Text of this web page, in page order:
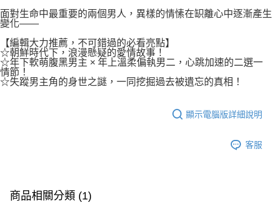
面對生命中最重要的兩個男人，異樣的情愫在䍉離心中逐漸產生
變化——
【編輯大力推薦，不可錯過的必看亮點】
☆朝鮮時代下，浪漫懸疑的愛情故事！
☆年下軟萌腹黑男主 × 年上溫柔偏執男二，心跳加速的二選一
情節！
☆失蹤男主角的身世之謎，一同挖掘過去被遺忘的真相！
顯示電腦版詳細說明
客服
商品相關分類 (1)